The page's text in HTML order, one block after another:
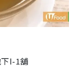
I-1舖